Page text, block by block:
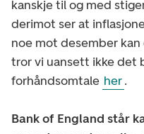
kanskje til og med
derimot ser at
noe mot desember
tror vi uansett ikke det
forhåndsomtale her.
Bank of England står